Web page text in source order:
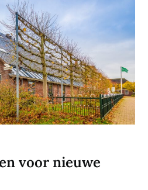
voor nieuwe